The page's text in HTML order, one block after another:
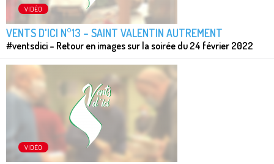
VIDÉO
VENTS D'ICI N°13 – SAINT VALENTIN AUTREMENT
#ventsdici – Retour en images sur la soirée du 24 février 2022
VIDÉO